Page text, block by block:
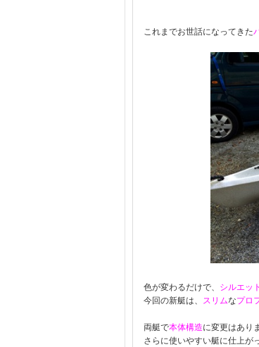
これまでお世話になってきた
色が変わるだけで、 シルエット
今回の新艇は、 スリムなプロ
両艇で本体構造に変更はあり
さらに使いやすい艇に仕上が